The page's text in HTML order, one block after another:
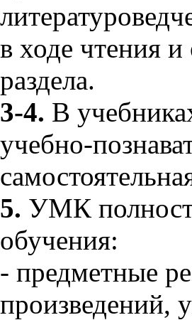
в ходе чтения
раздела.
3-4. В
учебно-
5. УМК
обучения:
- предметные
произведений,